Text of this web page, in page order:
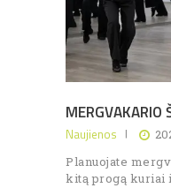
MERGVAKARIO
Naujienos
Planuojate
kitą progą kuriai